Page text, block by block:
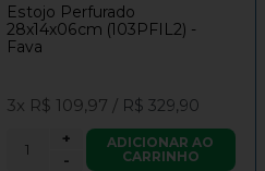
Estojo Perfurado
28x14x06cm (103PFIL2) -
Fava
3x R$ 109,97 / R$ 329,90
-
+
ADICIONAR AO
CARRINHO